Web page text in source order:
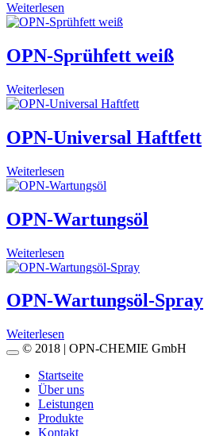
Weiterlesen
OPN-Sprühfett weiß
Weiterlesen
OPN-Universal Haftfett
Weiterlesen
OPN-Wartungsöl
Weiterlesen
OPN-Wartungsöl-Spray
Weiterlesen
© 2018 | OPN-CHEMIE GmbH
Startseite
Über uns
Leistungen
Produkte
Kontakt